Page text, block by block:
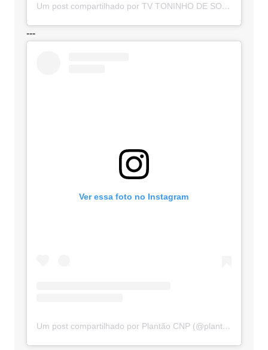
Um post compartilhado por TV TONINHO DE SOUZA (@toninhodesouzamt)
---
Ver essa foto no Instagram
Um post compartilhado por Plantão CNP (@plantaocnp)